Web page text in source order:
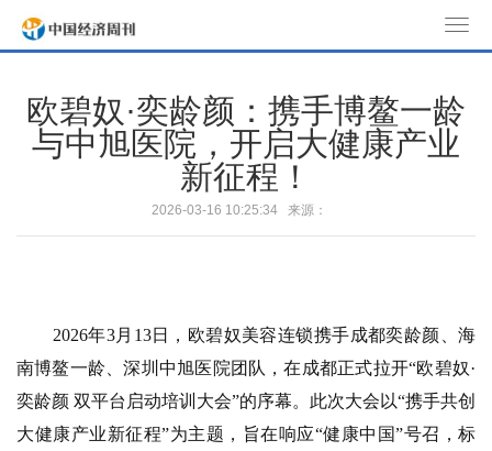
o
a
o
n
欧碧奴·奕龄颜：携手博鳌一龄
与中旭医院，开启大健康产业
新征程！
2026-03-16 10:25:34 来源：
​2026年3月13日，欧碧奴美容连锁携手成都奕龄颜、海
南博鳌一龄、深圳中旭医院团队，在成都正式拉开“欧碧奴·
奕龄颜 双平台启动培训大会”的序幕。此次大会以“携手共创
大健康产业新征程”为主题，旨在响应“健康中国”号召，标